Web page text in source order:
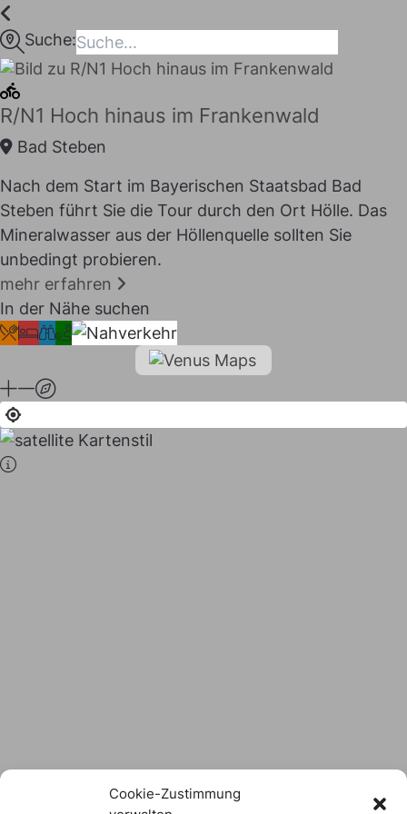
Cookie-Zustimmung
springen
maps
Suche:
R/N1 Hoch hinaus im Frankenwald
Bad Steben
Nach dem Start im Bayerischen Staatsbad Bad
Steben führt Sie die Tour durch den Ort Hölle. Das
Mineralwasser aus der Höllenquelle sollten Sie
unbedingt probieren.
mehr erfahren
In der Nähe suchenI LIKE
Logo Download